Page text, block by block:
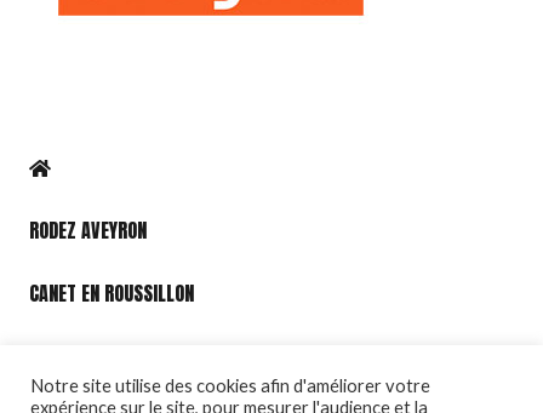
RODEZ AVEYRON
CANET EN ROUSSILLON
Notre site utilise des cookies afin d'améliorer votre
expérience sur le site, pour mesurer l'audience et la